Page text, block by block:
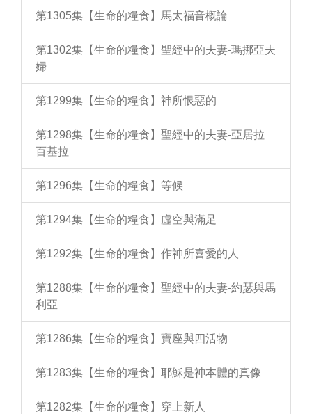
第1305集【生命的糧食】馬太福音概論
第1302集【生命的糧食】聖經中的夫妻-瑪挪亞夫
婦
第1299集【生命的糧食】神所恨惡的
第1298集【生命的糧食】聖經中的夫妻-亞居拉
百基拉
第1296集【生命的糧食】等候
第1294集【生命的糧食】虛空與滿足
第1292集【生命的糧食】作神所喜愛的人
第1288集【生命的糧食】聖經中的夫妻-約瑟與馬
利亞
第1286集【生命的糧食】寶座與四活物
第1283集【生命的糧食】耶穌是神本體的真像
第1282集【生命的糧食】穿上新人